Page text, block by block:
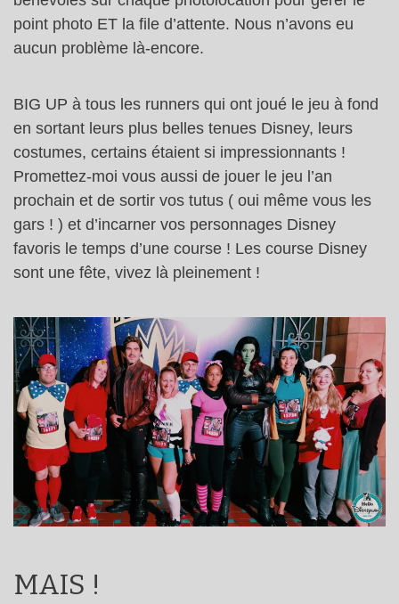
point photo ET la file d’attente. Nous n’avons eu
aucun problème là-encore.
BIG UP à tous les runners qui ont joué le jeu à fond
en sortant leurs plus belles tenues Disney, leurs
costumes, certains étaient si impressionnants !
Promettez-moi vous aussi de jouer le jeu l’an
prochain et de sortir vos tutus ( oui même vous les
gars ! ) et d’incarner vos personnages Disney
favoris le temps d’une course ! Les course Disney
sont une fête, vivez là pleinement !
MAIS !